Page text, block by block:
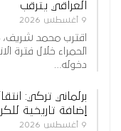
العراقي يترقب
9 أغسطس 2026
اقترب محمد شريف،
الحمراء خلال فترة
دخوله…
برلماني تركي:
إضافة تاريخية
9 أغسطس 2026